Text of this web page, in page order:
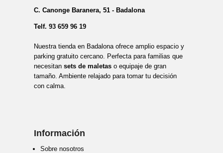
C. Canonge Baranera, 51 - Badalona
Telf. 93 659 96 19
Nuestra tienda en Badalona ofrece amplio espacio y
parking gratuito cercano. Perfecta para familias que
necesitan sets de maletaso equipaje de gran
tamaño. Ambiente relajado para tomar tu decisión
con calma.
Información
Sobre nosotros